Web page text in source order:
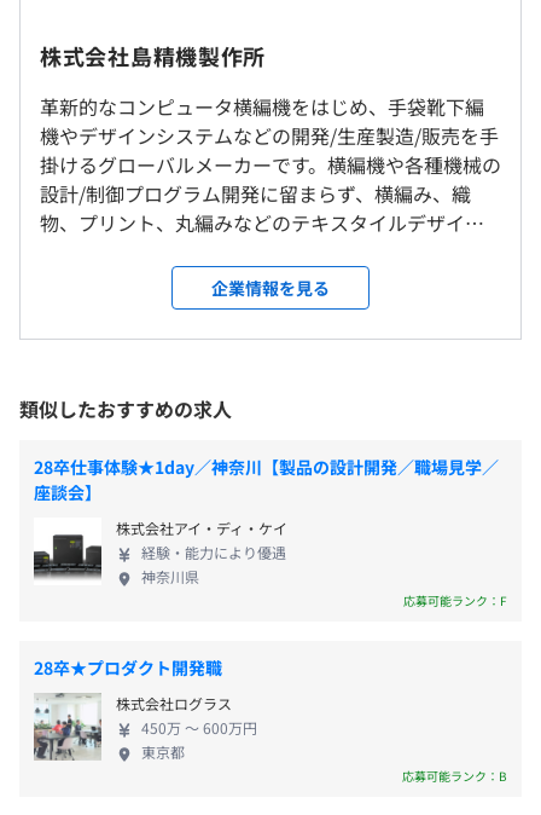
・先輩社員とのバディ制度
Windows ワークステーション
毎日チーム単位で朝ミーティングをおこない、進捗確認を
言語：C、C++、Python
屋内禁煙／屋外に喫煙場所あり
わかやま電鉄貴志川線「神前」駅下車 徒歩10分
・週休2日制（自社カレンダー方式採用）（年間休日122
・有給休暇
・慶弔休暇
・年末年始
・GW休暇
・夏季休暇
【採用時】
・交通費支給
・役職手当
・家族手当
・住宅手当（規定あり）
【採用時】年1回（4月）
研修の有無及び内容
・新入社員研修
・語学研修
・新任役職者研修
・プログラミング研修
自己啓発支援の有無及びその内容
・通信教育
・上記費用の一部負担
キャリアコンサルティング制度の有無及びその内容
なし
社内検定等の制度の有無及びその内容
9.1時間
前年度の有給休暇の平均取得日数
14.9日
前事業年度の育児休業取得者数／出産者数
株式会社島精機製作所
革新的なコンピュータ横編機をはじめ、手袋靴下編
機やデザインシステムなどの開発/生産製造/販売を手
掛けるグローバルメーカーです。横編機や各種機械の
設計/制御プログラム開発に留まらず、横編み、織
物、プリント、丸編みなどのテキスタイルデザイン
する3Dデザインシステム「SDS-ONE APEXシリー
ズ」を開発しています。アパレル・ファッションをは
じめ、多彩なアイテムの企画デザインからバーチャ
幅広いです。 APEXシリーズは、進化し続けてきたハ
ードウェア・ソフトウェア一体型のデザインシステ
ム『All in Oneシステム』と、業界No.1のサブスクリ
プション型ニットデザインソフト『APEXFiz（エイペ
画・デザインのDX化を実現し、サステナブルなモノ
づくりに貢献しているサービスです。「企画通りの商
品が上がってこない」「3Dバーチャルサンプルの品
ます。さらにコンピュータ横編機と連携することで企
画段階からムダを省き、一貫してサステナブルなも
のづくりを推進していくことができ、業界の構造そ
のものを変えることができます。 当社でエンジニア
として働く魅力は、アパレルファッション業界の変
企業情報を見る
類似したおすすめの求人
28卒仕事体験★1day／神奈川【製品の設計開発／職場見学／
座談会】
株式会社アイ・ディ・ケイ
経験・能力により優遇
神奈川県
応募可能ランク：F
28卒★プロダクト開発職
株式会社ログラス
450万 〜 600万円
東京都
応募可能ランク：B